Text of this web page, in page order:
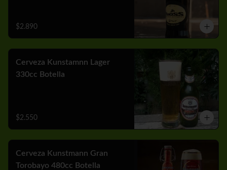
$2.890
Cerveza Kunstamnn Lager
330cc Botella
$2.550
Cerveza Kunstmann Gran
Torobayo 480cc Botella